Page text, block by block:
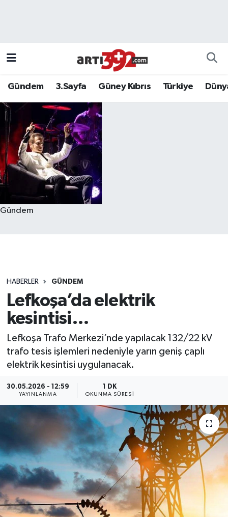
Gündem 3.Sayfa Güney Kıbrıs Türkiye
Gündem
HABERLER GÜNDEM
Lefkoşa’da elektrik
kesintisi…
Lefkoşa Trafo Merkezi’nde yapılacak 132/22 kV
trafo tesis işlemleri nedeniyle yarın geniş çaplı
elektrik kesintisi uygulanacak.
30.05.2026 - 12:59
YAYINLANMA
1 DK
OKUNMA SÜRESI